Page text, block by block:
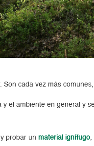
cada vez más
el ambiente en general y
y probar unmaterial ignífugo